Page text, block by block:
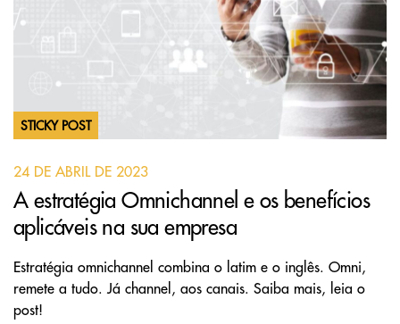
STICKY POST
24 DE ABRIL DE 2023
A estratégia Omnichannel e os benefícios
aplicáveis na sua empresa
Estratégia omnichannel combina o latim e o inglês. Omni,
remete a tudo. Já channel, aos canais. Saiba mais, leia o
post!